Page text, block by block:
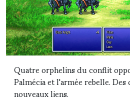
Quatre orphelins du conflit
Palmécia et l'armée rebelle.
nouveaux liens.